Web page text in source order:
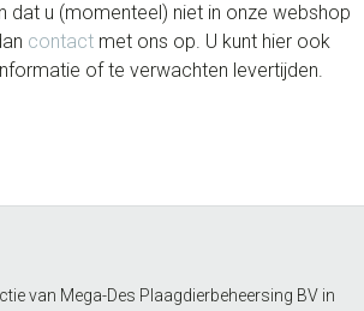
dat u (momenteel) niet in onze webshop
contactmet ons op. U kunt hier ook
of te verwachten levertijden.
van Mega-Des Plaagdierbeheersing BV in